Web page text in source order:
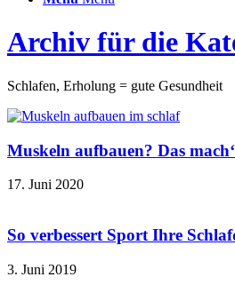
Archiv für die
Schlafen, Erholung = gute Gesundheit
Muskeln aufbauen? Das
17. Juni 2020
So verbessert Sport Ihre
3. Juni 2019